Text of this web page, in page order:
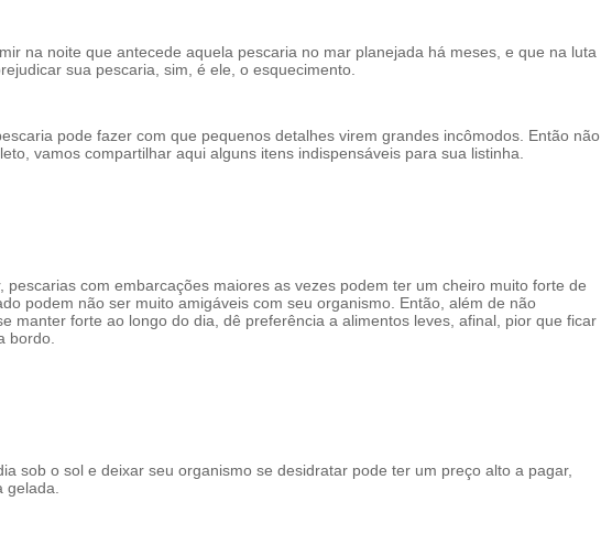
na noite que antecede aquela pescaria no mar planejada há meses, e que na luta
sua pescaria, sim, é ele, o esquecimento.
pode fazer com que pequenos detalhes virem grandes incômodos. Então não
vamos compartilhar aqui alguns itens indispensáveis para sua listinha.
com embarcações maiores as vezes podem ter um cheiro muito forte de
podem não ser muito amigáveis com seu organismo. Então, além de não
manter forte ao longo do dia, dê preferência a alimentos leves, afinal, pior que ficar
bordo.
sob o sol e deixar seu organismo se desidratar pode ter um preço alto a pagar,